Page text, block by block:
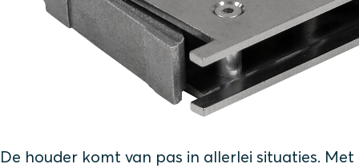
De houder komt van pas in allerlei situaties.